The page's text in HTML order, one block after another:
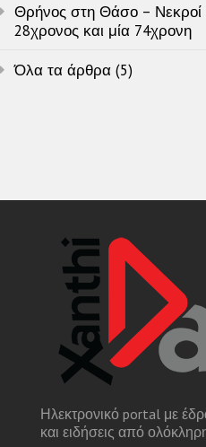
Θρήνος στη Θάσο –
28χρονος και μία 74χρονη
Όλα τα άρθρα (5)
Ηλεκτρονικό portal με
και ειδήσεις από